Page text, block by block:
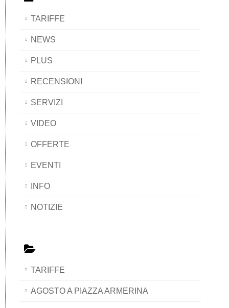
TARIFFE
NEWS
PLUS
RECENSIONI
SERVIZI
VIDEO
OFFERTE
EVENTI
INFO
NOTIZIE
TARIFFE
AGOSTO A PIAZZA ARMERINA